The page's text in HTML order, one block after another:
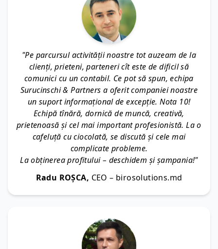
"Pe parcursul activității noastre tot auzeam de la
clienți, prieteni, parteneri cît este de dificil să
comunici cu un contabil. Ce pot să spun, echipa
Surucinschi & Partners a oferit companiei noastre
un suport informațional de excepție. Nota 10!
Echipă tînără, dornică de muncă, creativă,
prietenoasă și cel mai important profesionistă. La o
cafeluță cu ciocolată, se discută și cele mai
complicate probleme.
La obținerea profitului – deschidem și șampania!"
Radu ROȘCA, CEO – birosolutions.md